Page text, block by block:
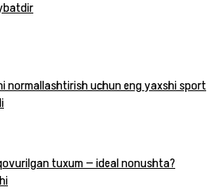
normallashtirish uchun eng yaxshi sport
tuxum — ideal nonushta?